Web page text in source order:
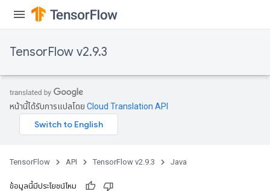
TensorFlow v2.9.3
หน้านี้ได้รับการแปลโดย Cloud Translation API
TensorFlow API TensorFlow v2.9.3 Java
ข้อมูลนี้มีประโยชน์ไหม